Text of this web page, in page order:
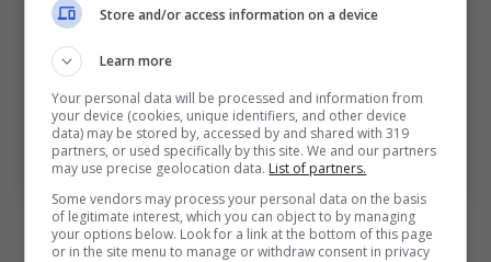
Futuro di Chiesa in dubbio (Ansa Foto) –
bolognasportnews.it
Il Bologna avrebbe dalla sua la possibilità di
Store and/or access information on a device
Learn more
Your personal data will be processed and information from
your device (cookies, unique identifiers, and other device
data) may be stored by, accessed by and shared with 319
partners, or used specifically by this site. We and our partners
may use precise geolocation data. List of partners.
Some vendors may process your personal data on the basis
of legitimate interest, which you can object to by managing
your options below. Look for a link at the bottom of this page
or in the site menu to manage or withdraw consent in privacy